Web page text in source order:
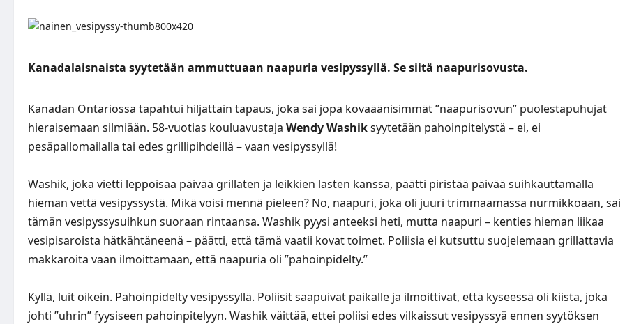
Kanadalaisnaista syytetään ammuttuaan naapuria vesipyssyllä. Se siitä naapurisovusta.
Kanadan Ontariossa tapahtui hiljattain tapaus, joka sai jopa kovaäänisimmät ”naapurisovun” puolestapuhujat
hieraisemaan silmiään. 58-vuotias kouluavustaja Wendy Washiksyytetään pahoinpitelystä – ei, ei
pesäpallomailalla tai edes grillipihdeillä – vaan vesipyssyllä!
Washik, joka vietti leppoisaa päivää grillaten ja leikkien lasten kanssa, päätti piristää päivää suihkauttamalla
hieman vettä vesipyssystä. Mikä voisi mennä pieleen? No, naapuri, joka oli juuri trimmaamassa nurmikkoaan, sai
tämän vesipyssysuihkun suoraan rintaansa. Washik pyysi anteeksi heti, mutta naapuri – kenties hieman liikaa
vesipisaroista hätkähtäneenä – päätti, että tämä vaatii kovat toimet. Poliisia ei kutsuttu suojelemaan grillattavia
makkaroita vaan ilmoittamaan, että naapuria oli ”pahoinpidelty.”
Kyllä, luit oikein. Pahoinpidelty vesipyssyllä. Poliisit saapuivat paikalle ja ilmoittivat, että kyseessä oli kiista, joka
johti ”uhrin” fyysiseen pahoinpitelyyn. Washik väittää, ettei poliisi edes vilkaissut vesipyssyä ennen syytöksen